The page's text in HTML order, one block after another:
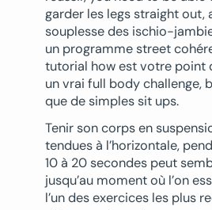
garder les legs straight out,
souplesse des ischio-
un programme street
tutorial how est votre point
un vrai full body challenge,
que de simples sit ups.
Tenir son corps en
tendues à l’horizontale,
10 à 20 secondes peut
jusqu’au moment où l’on
l’un des exercices les plus